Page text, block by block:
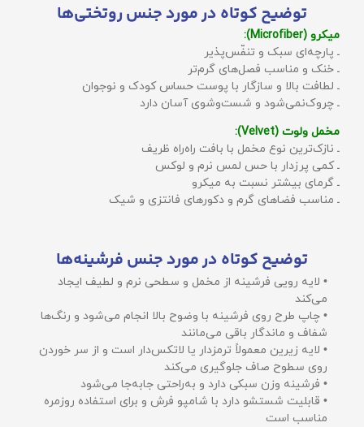
توضیح کوتاه در مورد جنس روتختی‌ها
میکرو (Microfiber):
ـ پارچه‌ای سبک و تنفّس‌پذیر
ـ خنک و مناسب فصل‌های گرم‌تر
ـ لطافت بالا و سازگار با پوست حساس کودک و نوجوان
ـ چروک‌نمی‌شود و شست‌وشوی آسان دارد
مخمل ولوت (Velvet):
ـ نازک‌ترین نوع مخمل با بافت راه‌راه ظریف
ـ کمی پرزدار با حس لمس نرم و لوکس
ـ گرمای بیشتر نسبت به میکرو
ـ مناسب فضاهای گرم و دکورهای فانتزی و شیک
توضیح کوتاه در مورد جنس فرشینه‌ها
• لایه رویی فرشینه از مخمل و سطحی نرم و لطیف ایجاد
می‌کند
• چاپ طرح روی فرشینه با وضوح بالا انجام می‌شود و رنگ‌ها
شفاف و ماندگار باقی می‌مانند
• لایه زیرین معمولاً ترمزدار یا لاتکس‌دار است و از سر خوردن
روی سطوح صاف جلوگیری می‌کند
• فرشینه وزن سبکی دارد و به‌راحتی جابه‌جا می‌شود
• قابلیت شستشو دارد با شامپو فرش و برای استفاده روزمره
مناسب است